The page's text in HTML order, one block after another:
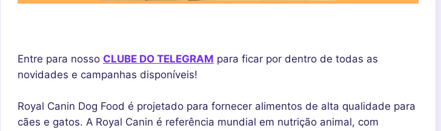
Entre para nosso CLUBE DO TELEGRAM para ficar por dentro de todas as
novidades e campanhas disponíveis!
Royal Canin Dog Food é projetado para fornecer alimentos de alta qualidade para
cães e gatos. A Royal Canin é referência mundial em nutrição animal, com